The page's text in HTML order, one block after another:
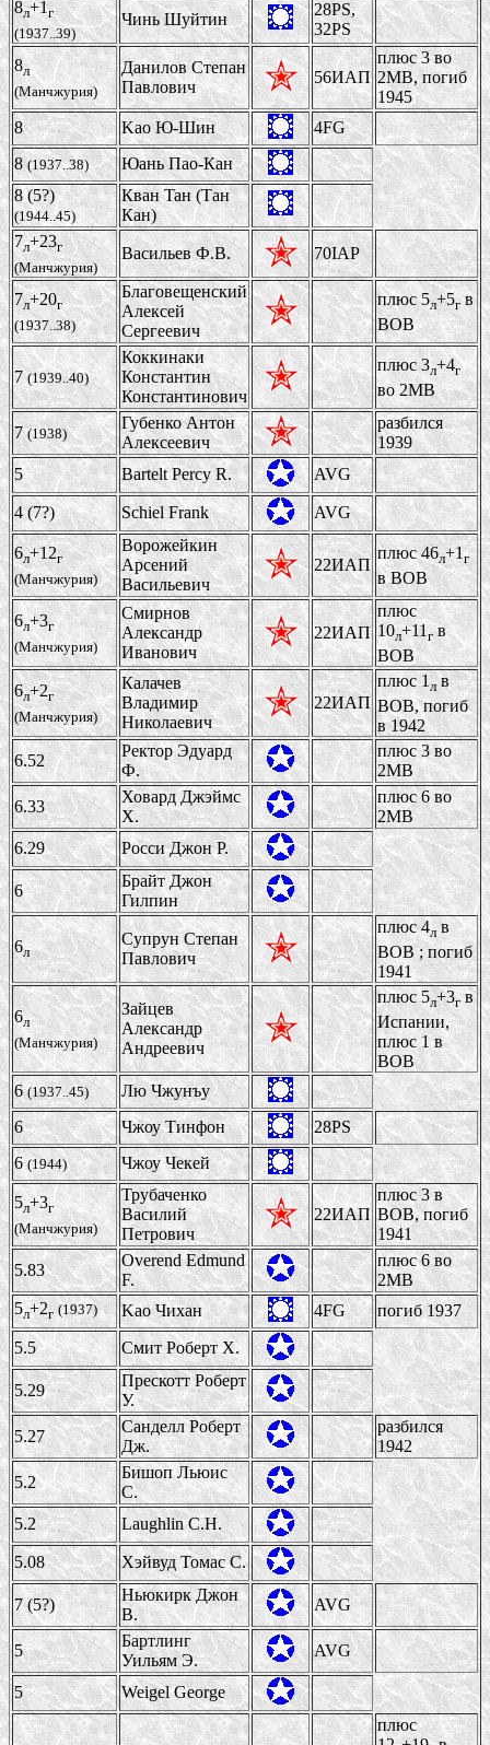
8л+1г
(1937..39)
Чинь Шуйтин
28PS,
32PS
8л
(Манчжурия)
Данилов Степан
Павлович
56ИАП
плюс 3 во
2МВ, погиб
1945
8
Kao Ю-Шин
4FG
8(1937..38)
Юань Пао-Кан
8 (5?)
(1944..45)
Кван Taн (Тан
Кан)
7л+23г
(Манчжурия)
Васильев Ф.В. 70IAP
7л+20г
(1937..38)
Благовещенский
Алексей
Сергеевич
плюс 5л+5гв
ВОВ
7(1939..40)
Коккинаки
Константин
Константинович
плюс 3л+4г
во 2МВ
7(1938)
Губенко Антон
Алексеевич
разбился
1939
5
Bartelt Percy R. AVG
4 (7?) Schiel Frank AVG
6л+12г
(Манчжурия)
Ворожейкин
Арсений
Васильевич
22ИАП
плюс 46л+1г
в ВОВ
6л+3г
(Манчжурия)
Смирнов
Александр
Иванович
22ИАП
плюс
10л+11гв
ВОВ
6л+2г
(Манчжурия)
Калачев
Владимир
Николаевич
22ИАП
плюс 1лв
ВОВ, погиб
в 1942
6.52
Ректор Эдуард
Ф.
плюс 3 во
2МВ
6.33
Ховард Джэймс
Х.
плюс 6 во
2МВ
6.29
Росси Джон Р.
6
Брайт Джон
Гилпин
6л
Супрун Степан
Павлович
плюс 4лв
ВОВ ; погиб
1941
6л
(Манчжурия)
Зайцев
Александр
Андреевич
плюс 5л+3гв
Испании,
плюс 1 в
ВОВ
6(1937..45)
Лю Чжунъу
6
Чжоу Tинфон
28PS
6(1944) Чжоу Чекeй
5л+3г
(Манчжурия)
Трубаченко
Василий
Петрович
22ИАП
плюс 3 в
ВОВ, погиб
1941
5.83
Overend Edmund
F.
плюс 6 во
2МВ
5л+2г (1937) Kao Чихан 4FG
погиб 1937
5.5
Смит Роберт Х.
5.29
Прескотт Роберт
У.
5.27
Санделл Роберт
Дж.
разбился
1942
5.2
Бишоп Льюис
С.
5.2
Laughlin C.H.
5.08 Хэйвуд Томас C.
7 (5?)
Ньюкирк Джон
В.
AVG
5
Бартлинг
Уильям Э.
AVG
5
Weigel George
плюс